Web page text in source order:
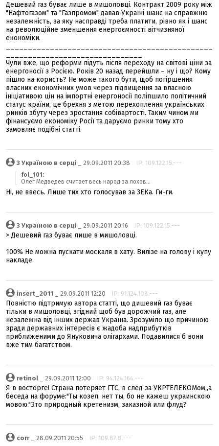
Дешевий газ буває лише в мишоловці. Контракт 2009 року між
"Нафтогазом" та "Газпромом" давав Україні шанс на справжню
незалежність, за яку насправді треба платити, рівно як і шанс
на революційне зменшення енергоємності вітчизняної
економіки.
Чули вже, що реформи підуть після переходу на світові ціни за
енергоносії з Росією. Років 20 назад перейшли – ну і що? Кому
пішло на користь? Не може такого бути, щоб погіршення
власних економічних умов через підвищення за власною
ініціативою цін на імпортні енергоносії поліпшило політичний
статус країни, це брехня з метою перехоплення українських
ринків збуту через зростання собівартості. Таким чином ми
фінансуємо економіку Росії та даруємо ринки тому хто
замовляє подібні статті.
З Україною в серці _ 29.09.2011 20:38 IP: 109.122.15.---
fol_101:
Олег Медведев считает весь народ за лохов...
Ні, не ввесь. Лише тих хто голосував за ЗЕКа. Ги-ги.
З Україною в серці _ 29.09.2011 20:16 IP: 109.122.15.---
> Дешевий газ буває лише в мишоловці.
100% Не можна пускати москаля в хату. Вилізе на голову і купу
накладе.
insert_2011 _ 29.09.2011 12:20 IP: 91.124.108.---
Повністю підтримую автора статті, що дишевий газ буває
тільки в мишоловці, згідний щоб був дорожчий газ, але
незалежна від інших держав Україна. Зрозуміло що причиною
зради державних інтересів є жадоба надприбутків
приближеними до Януковича олігархами. Подавилися б вони
вже тим багатством.
retinol _ 29.09.2011 12:00 IP: 94.124.164.---
Я в восторге! Страна потеряет ГТС, в след за УКРТЕЛЕКОМом,,а
беседа на форуме:"Ты козел. нет ты, бо не кажеш украинскою
мовою."Это природный кретенизм, заказной или флуд?
corr_ 28.09.2011 20:55 IP: 109.87.8.---